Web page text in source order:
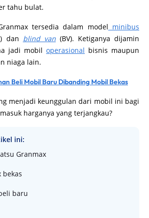
tahu bulat.
tersedia dalam model minibus
dan blind van(BV). Ketiganya dijamin
jadi mobil operasional bisnis maupun
niaga lain.
Beli Mobil Baru Dibanding Mobil Bekas
menjadi keunggulan dari mobil ini bagi
harganya yang terjangkau?
ini:
Granmax
bekas
baru